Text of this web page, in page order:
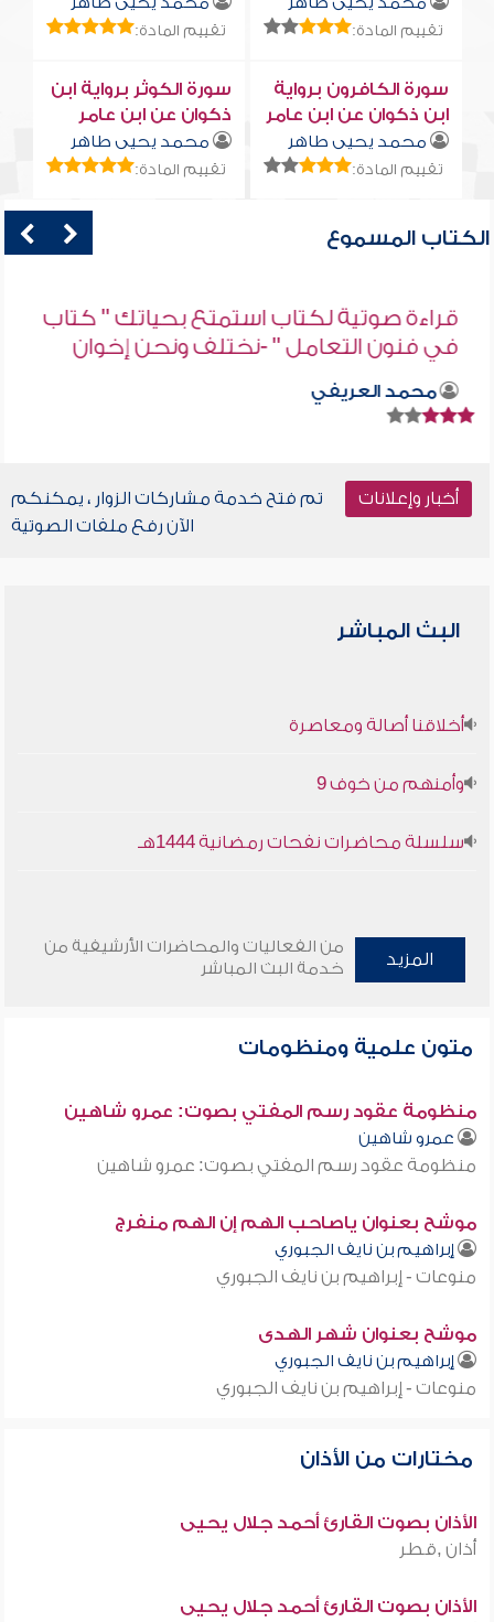
تقييم المادة: تقييم المادة:
سورة الكافرون برواية
ابن ذكوان عن ابن عامر
محمد يحيى طاهر
تقييم المادة:
سورة الكوثر برواية ابن
ذكوان عن ابن عامر
محمد يحيى طاهر
تقييم المادة:
الكتاب المسموع
قراءة صوتية لكتاب استمتع بحياتك " كتاب
في فنون التعامل " -نختلف ونحن إخوان
محمد العريفي
أخبار وإعلانات
تم فتح خدمة مشاركات الزوار ، يمكنكم
الآن رفع ملفات الصوتية
البث المباشر
أخلاقنا أصالة ومعاصرة
وأمنهم من خوف 9
سلسلة محاضرات نفحات رمضانية 1444هـ
المزيد
من الفعاليات والمحاضرات الأرشيفية من
خدمة البث المباشر
متون علمية ومنظومات
منظومة عقود رسم المفتي بصوت: عمرو شاهين
عمرو شاهين
منظومة عقود رسم المفتي بصوت: عمرو شاهين
موشح بعنوان ياصاحب الهم إن الهم منفرج
إبراهيم بن نايف الجبوري
منوعات - إبراهيم بن نايف الجبوري
موشح بعنوان شهر الهدى
إبراهيم بن نايف الجبوري
منوعات - إبراهيم بن نايف الجبوري
مختارات من الأذان
الأذان بصوت القارئ أحمد جلال يحيى
أذان ,قطر
الأذان بصوت القارئ أحمد جلال يحيى